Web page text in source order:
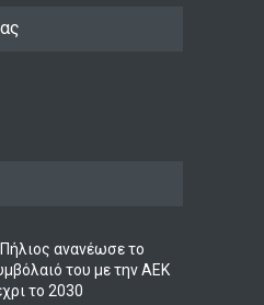
ανανέωσε το
του με την ΑΕΚ
το 2030